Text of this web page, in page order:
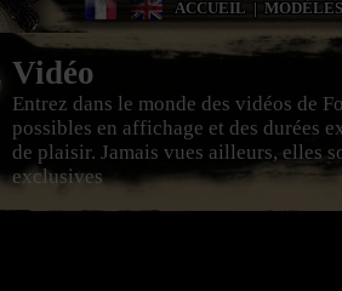
ACCUEIL | MODÈLES
Vidéo
Entrez dans le monde des vidéos de
possibles en affichage et des durées
de plaisir. Jamais vues ailleurs, elles
exclusives